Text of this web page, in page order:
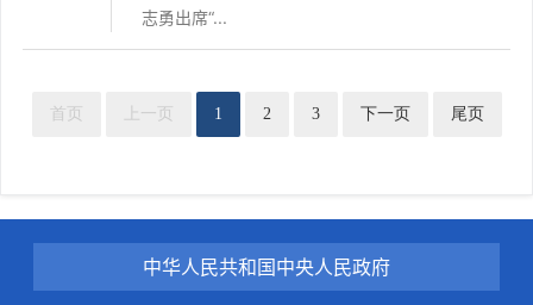
志勇出席“...
首页 上一页 1 2 3 下一页 尾页
中华人民共和国中央人民政府